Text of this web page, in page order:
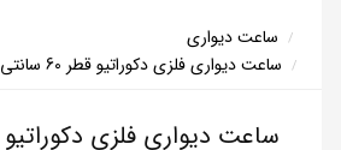
ساعت دیواری
ساعت دیواری فلزی دکوراتیو قطر 60 سانتی متر REEV-002